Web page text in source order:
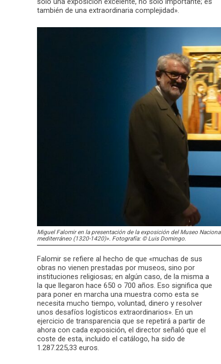
también de una extraordinaria complejidad».
Miguel Falomir en la presentación de la exposición del Museo
mediterráneo (1320-1420)». Fotografía: © Luis Domingo.
Falomir se refiere al hecho de que «muchas de sus
obras no vienen prestadas por museos, sino por
instituciones religiosas; en algún caso, de la misma a
la que llegaron hace 650 o 700 años. Eso significa que
para poner en marcha una muestra como esta se
necesita mucho tiempo, voluntad, dinero y resolver
unos desafíos logísticos extraordinarios». En un
ejercicio de transparencia que se repetirá a partir de
ahora con cada exposición, el director señaló que el
coste de esta, incluido el catálogo, ha sido de
1.287.225,33 euros.